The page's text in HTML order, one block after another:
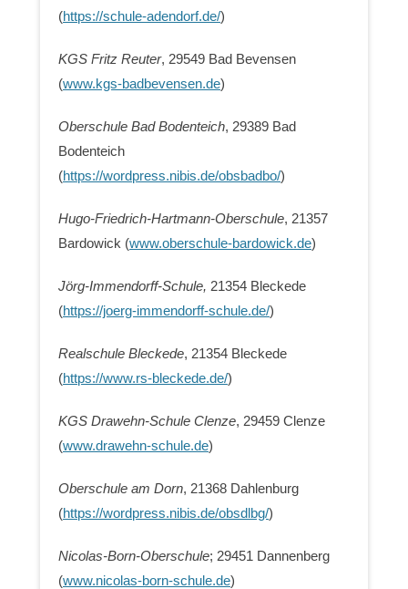
(https://schule-adendorf.de/)
KGS Fritz Reuter, 29549 Bad Bevensen
(www.kgs-badbevensen.de)
Oberschule Bad Bodenteich, 29389 Bad
Bodenteich
(https://wordpress.nibis.de/obsbadbo/)
Hugo-Friedrich-Hartmann-Oberschule, 21357
Bardowick (www.oberschule-bardowick.de)
Jörg-Immendorff-Schule, 21354 Bleckede
(https://joerg-immendorff-schule.de/)
Realschule Bleckede, 21354 Bleckede
(https://www.rs-bleckede.de/)
KGS Drawehn-Schule Clenze, 29459 Clenze
(www.drawehn-schule.de)
Oberschule am Dorn, 21368 Dahlenburg
(https://wordpress.nibis.de/obsdlbg/)
Nicolas-Born-Oberschule; 29451 Dannenberg
(www.nicolas-born-schule.de)